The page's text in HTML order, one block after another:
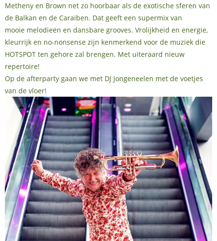
Metheny en Brown net zo hoorbaar als de exotische sferen van
de Balkan en de Caraïben. Dat geeft een supermix van
mooie melodieën en dansbare grooves. Vrolijkheid en energie,
kleurrijk en no-nonsense zijn kenmerkend voor de muziek die
HOTSPOT ten gehore zal brengen. Met uiteraard nieuw
repertoire!
Op de afterparty gaan we met DJ Jongeneelen met de voetjes
van de vloer!